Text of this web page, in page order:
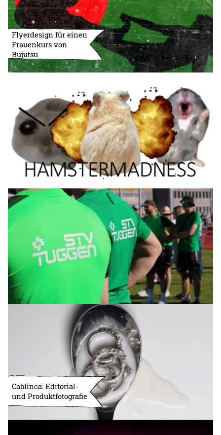
Flyerdesign für einen
Frauenkurs von
Bujutsu
Cablinca: Editorial-
und Produktfotografie